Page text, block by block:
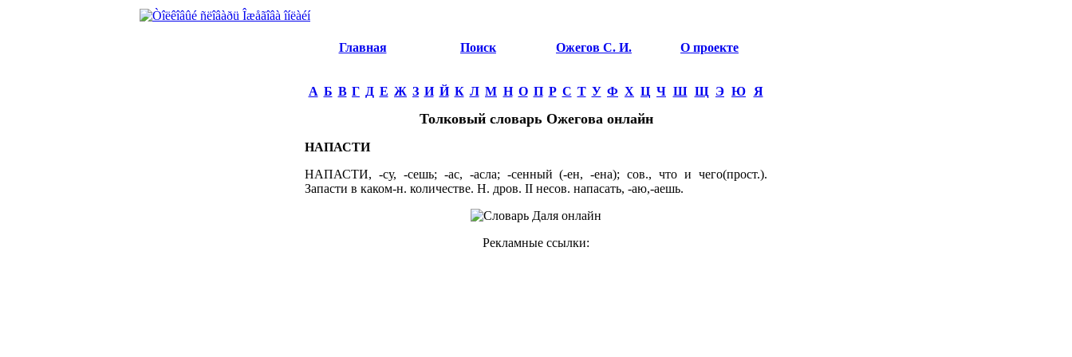
Главная Поиск Ожегов С. И. О проекте
А Б В Г Д Е Ж З И Й К Л М Н О П Р С Т У Ф Х Ц Ч Ш Щ Э Ю Я
Толковый словарь Ожегова онлайн
НАПАСТИ
НАПАСТИ, -су, -сешь; -ас, -асла; -сенный (-ен, -ена); сов., что и чего(прост.).
Запасти в каком-н. количестве. Н. дров. II несов. напасать, -аю,-аешь.
Рекламные ссылки: